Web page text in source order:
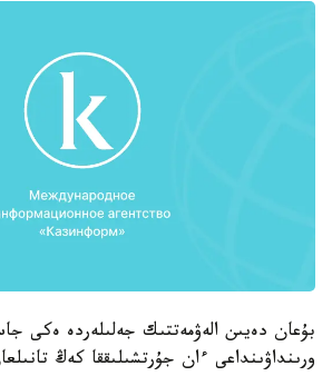
بۇعان دەيىن الەۋمەتتىك جەلىلەردە ەكى
ورىنداۋىنداعى ءان جۇرتشىلىققا كەڭ